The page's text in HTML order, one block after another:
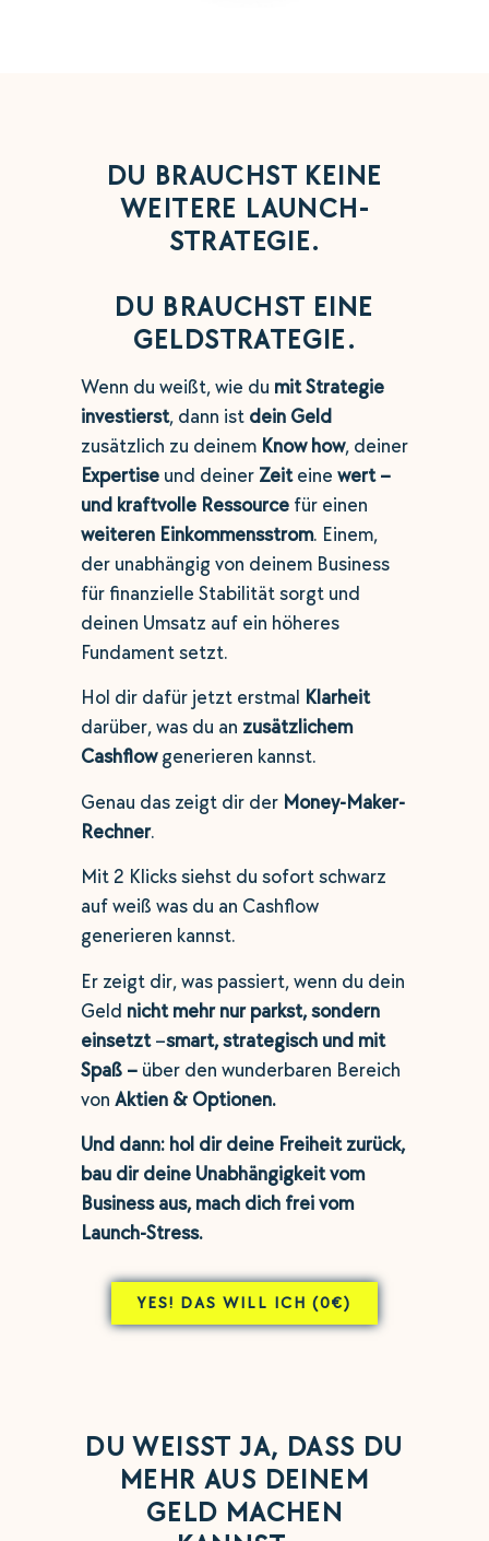
DU BRAUCHST KEINE
WEITERE LAUNCH-
STRATEGIE.
DU BRAUCHST EINE
GELDSTRATEGIE.
Wenn du weißt, wie du mit Strategie
investierst, dann ist dein Geld
zusätzlich zu deinem Know how, deiner
Expertise und deiner Zeiteine wert –
und kraftvolle Ressource für einen
weiteren Einkommensstrom. Einem,
der unabhängig von deinem Business
für finanzielle Stabilität sorgt und
deinen Umsatz auf ein höheres
Fundament setzt.
Hol dir dafür jetzt erstmal Klarheit
darüber, was du an zusätzlichem
Cashflowgenerieren kannst.
Genau das zeigt dir der Money-Maker-
Rechner.
Mit 2 Klicks siehst du sofort schwarz
auf weiß was du an Cashflow
generieren kannst.
Er zeigt dir, was passiert, wenn du dein
Geld nicht mehr nur parkst, sondern
einsetzt–smart, strategisch und mit
Spaß – über den wunderbaren Bereich
von Aktien & Optionen.
Und dann: hol dir deine Freiheit zurück,
bau dir deine Unabhängigkeit vom
Business aus, mach dich frei vom
Launch-Stress.
YES! DAS WILL ICH (0€)
DU WEISST JA, DASS DU
MEHR AUS DEINEM
GELD MACHEN